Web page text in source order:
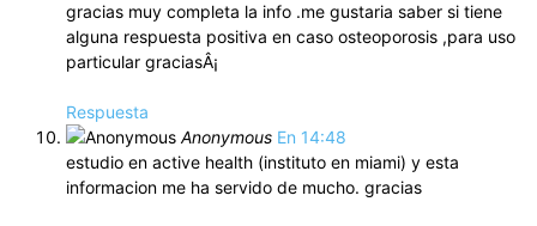
gracias muy completa la info .me gustaria saber si tiene
alguna respuesta positiva en caso osteoporosis ,para uso
particular graciasÂ¡
Respuesta
Anonymous En 14:48
estudio en active health (instituto en miami) y esta
informacion me ha servido de mucho. gracias